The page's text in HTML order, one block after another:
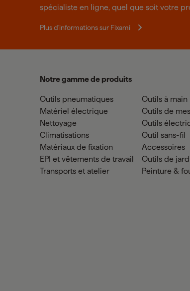
spécialiste en ligne, quel que soit votre
Plus d'informations sur Fixami
Notre gamme de produits
Outils pneumatiques
Matériel électrique
Nettoyage
Climatisations
Matériaux de fixation
EPI et vêtements de travail
Transports et atelier
Outils à main
Outils de
Outils
Outil sans-fil
Accessoires
Outils de
Peinture &